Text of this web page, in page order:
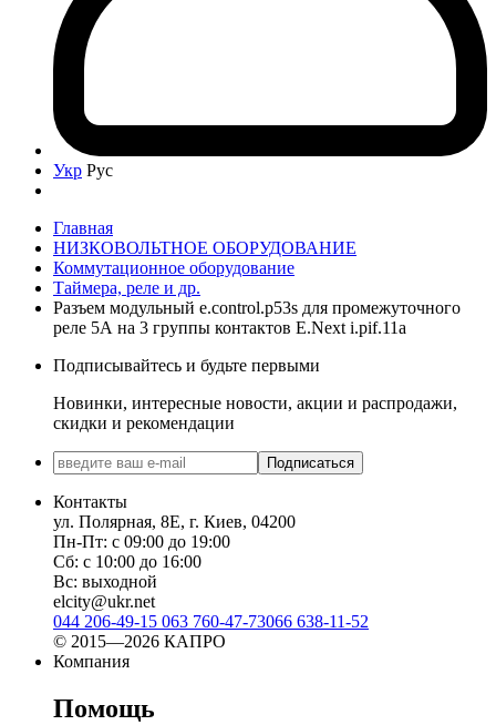
Укр Рус
Главная
НИЗКОВОЛЬТНОЕ ОБОРУДОВАНИЕ
Коммутационное оборудование
Таймера, реле и др.
Разъем модульный e.control.p53s для промежуточного
реле 5А на 3 группы контактов E.Next i.pif.11a
Подписывайтесь и будьте первыми
Новинки, интересные новости, акции и распродажи,
скидки и рекомендации
Подписаться
Контакты
ул. Полярная, 8Е, г. Киев, 04200
Пн-Пт: с 09:00 до 19:00
Сб: с 10:00 до 16:00
Вс: выходной
elcity@ukr.net
044 206-49-15 063 760-47-73066 638-11-52
© 2015—2026 КАПРО
Компания
Помощь